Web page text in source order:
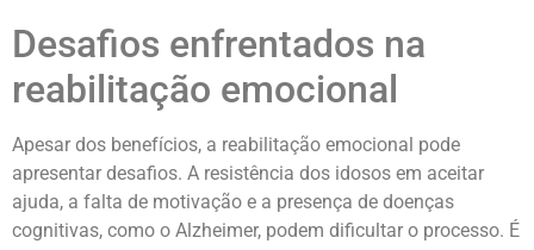
Desafios enfrentados na
reabilitação emocional
Apesar dos benefícios, a reabilitação emocional pode
apresentar desafios. A resistência dos idosos em aceitar
ajuda, a falta de motivação e a presença de doenças
cognitivas, como o Alzheimer, podem dificultar o processo. É